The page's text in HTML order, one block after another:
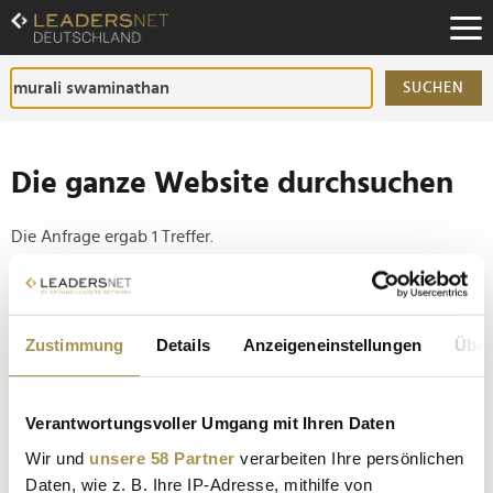
Zustimmung Details Anzeigeneinstellungen
Verantwortungsvoller Umgang mit Ihren Daten
Wir und unsere 58 Partner verarbeiten Ihre persönlichen
Daten, wie z. B. Ihre IP-Adresse, mithilfe von
Zum
Inhalt
Zur
Fußzeilen-
Navigation
SUCHEN
Die ganze Website durchsuchen
Die Anfrage ergab 1 Treffer.
Tipp
Seiten suchen, die genau diese Wortgruppe enthalten:
Murali Swaminathan wird neuer Freshworks-CTO